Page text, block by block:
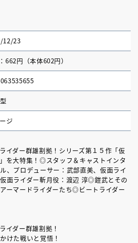
12/23
662円（本体602円）
ジ
イダー群雄割拠！シリーズ第１５作「仮
を大特集！◎スタッフ＆キャストインタ
、プロデューサー：武部直美、仮面ライ
面ライダー斬月役：渡辺 淳◎鎧武とその
ーマードライダーたち◎ビートライダー
イダー群雄割拠！
けた戦いと覚悟！